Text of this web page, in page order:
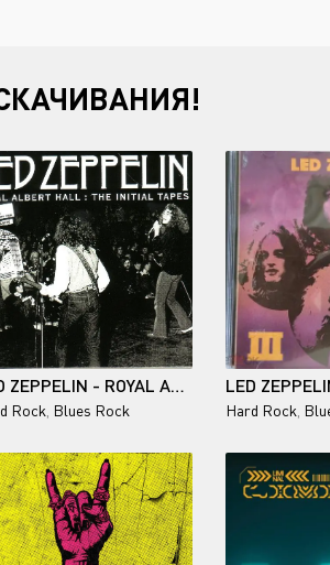
LED ZEPPELIN - ROYAL ALBERT HALL: THE INITIAL TAPES (UNOFFICIAL)
Rock Blues Rock Hard Rock